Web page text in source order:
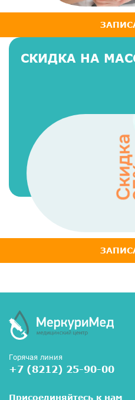
СКИДКА НА
Горячая линия
+7 (8212) 25-90-00
Присоединяйтесь к нам